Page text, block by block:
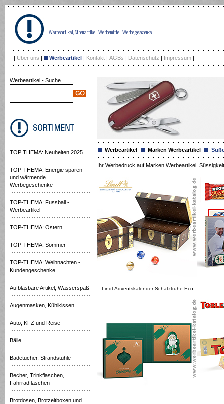
Werbeartikel, Streuartikel, Werbemittel, Werbegeschenke
| Über uns | Werbeartikel | Kontakt | AGBs | Datenschutz | Impressum |
Werbeartikel Marken Werbeartikel
Ihr Werbedruck auf Marken Werbeartikel
Lindt Adventskalender Schatztruhe Eco
Werbeartikel - Suche
TOP THEMA: Neuheiten 2025
TOP-THEMA: Energie sparen
und wärmende
Werbegeschenke
TOP-THEMA: Fussball -
Werbeartikel
TOP-THEMA: Ostern
TOP-THEMA: Sommer
TOP-THEMA: Weihnachten -
Kundengeschenke
Aufblasbare Artikel, Wasserspaß
Augenmasken, Kühlkissen
Auto, KFZ und Reise
Bälle
Badetücher, Strandstühle
Becher, Trinkflaschen,
Fahrradflaschen
Brotdosen, Brotzeitboxen und